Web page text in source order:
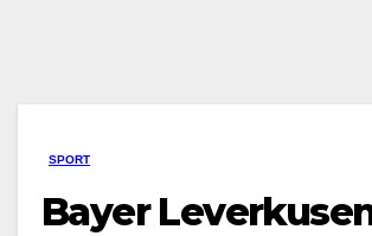
SPORT
Bayer